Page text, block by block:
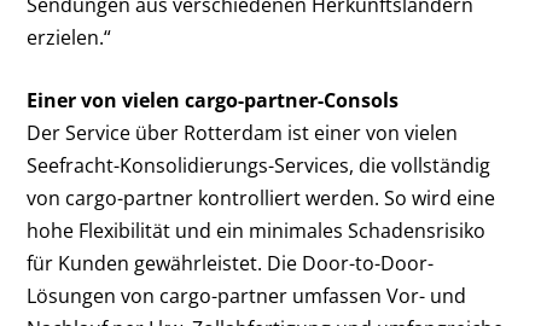
erzielen.“
Einer von vielen cargo-partner-Consols
Der Service über Rotterdam ist einer von vielen
Seefracht-Konsolidierungs-Services, die vollständig
von cargo-partner kontrolliert werden. So wird eine
hohe Flexibilität und ein minimales Schadensrisiko
für Kunden gewährleistet. Die Door-to-Door-
Lösungen von cargo-partner umfassen Vor- und